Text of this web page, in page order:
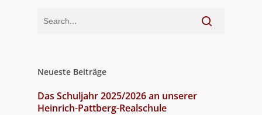
Neueste Beiträge
Das Schuljahr 2025/2026 an unserer
Heinrich-Pattberg-Realschule